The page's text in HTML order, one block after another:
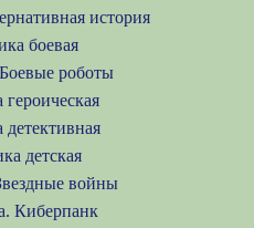
история
боевая
роботы
детская
войны
Киберпанк